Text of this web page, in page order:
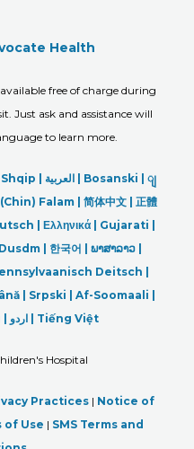
Health
free of charge during
Just ask and assistance will
to learn more.
Shqip العربیة Bosanski
ျ
Falam | 简体中文 | 正體
Ελληνικά | Gujarati |
한국어 ພາສາລາວ
Deitsch |
| Srpski
Af-Soomaali |
اردو| Tiếng Việt
Hospital
Practices| Notice of
of Use | SMS Terms and